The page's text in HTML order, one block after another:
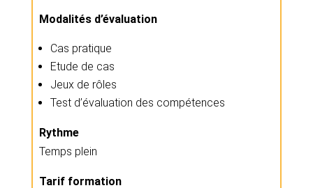
Modalités d’évaluation
Cas pratique
Etude de cas
Jeux de rôles
Test d’évaluation des compétences
Rythme
Temps plein
Tarif formation